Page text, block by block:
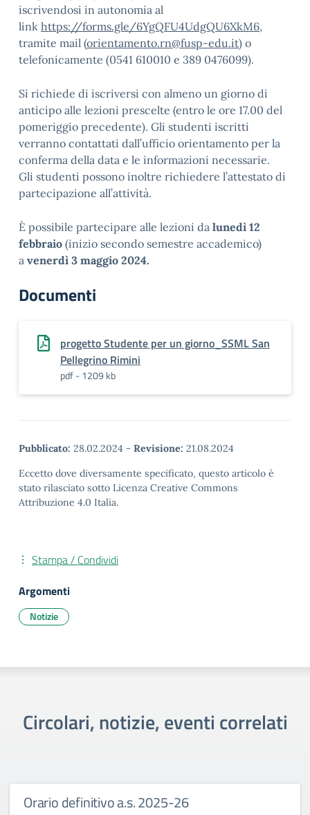
iscrivendosi in autonomia al
link https://forms.gle/6YgQFU4UdgQU6XkM6,
tramite mail (orientamento.rn@fusp-edu.it) o
telefonicamente (0541 610010 e 389 0476099).
Si richiede di iscriversi con almeno un giorno di
anticipo alle lezioni prescelte (entro le ore 17.00 del
pomeriggio precedente). Gli studenti iscritti
verranno contattati dall’ufficio orientamento per la
conferma della data e le informazioni necessarie.
Gli studenti possono inoltre richiedere l’attestato di
partecipazione all’attività.
È possibile partecipare alle lezioni da lunedì 12
febbraio (inizio secondo semestre accademico)
a venerdì 3 maggio 2024.
Documenti
progetto Studente per un giorno_SSML San
Pellegrino Rimini
pdf - 1209 kb
Pubblicato: 28.02.2024 - Revisione: 21.08.2024
Eccetto dove diversamente specificato, questo articolo è
stato rilasciato sotto Licenza Creative Commons
Attribuzione 4.0 Italia.
Stampa / Condividi
Argomenti
Notizie
Circolari, notizie, eventi correlati
Orario definitivo a.s. 2025-26